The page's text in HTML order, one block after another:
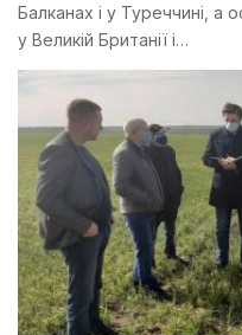
Балканах і у Туреччині, а
у Великій Британії і…